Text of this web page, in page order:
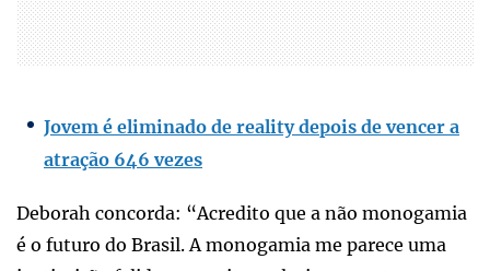
Jovem é eliminado de reality depois de vencer a
atração 646 vezes
Deborah concorda: “Acredito que a não monogamia
é o futuro do Brasil. A monogamia me parece uma